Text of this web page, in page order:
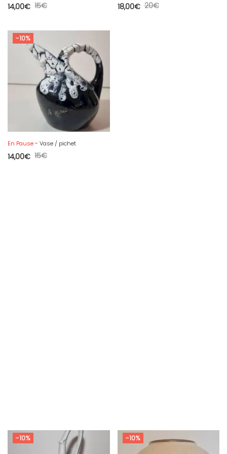
15€
14,00€ 20€
18,00€
-10%
En Pause- Vase / pichet
15€
14,00€
-10% -10%